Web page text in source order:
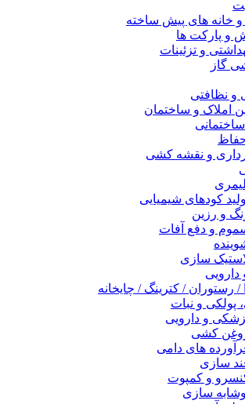
خانه های پیش ساخته
و پارکت ها
و تزئینات
گاز
و نظافتی
املاک و ساختمان
و نقشه کشی
کودهای شیمیایی
و رزین
و دفع آفات
سازی
دارویی
/ رستوران / کترینگ / چایخانه
پولکی و نبات
و دارویی
کشی
های دامی
سازی
و کمپوت
سازی